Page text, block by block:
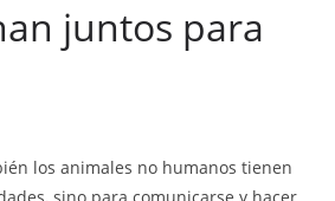
juntos para
los animales no humanos tienen